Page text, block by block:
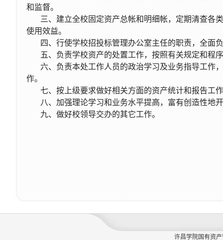
和监督。
三、建立全校固定资产总帐和明细帐，定期清查各
使用效益。
四、行使学校招投标管理办公室主任的职责，全面
五、负责学校资产的处置工作，按照有关规定和
六、负责本处工作人员的政治学习及业务指导工作
作。
七、按上级要求做好相关方面的资产统计和报告工
八、加强理论学习和业务水平提高，富有创造性
九、做好校领导交办的其它工作。
许昌学院国有资